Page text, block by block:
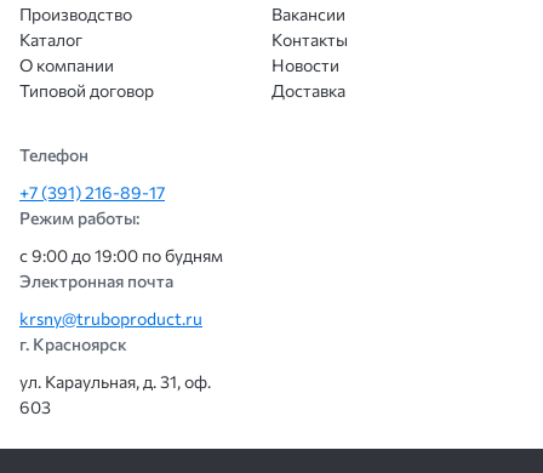
Производство
Каталог
О компании
Типовой договор
Вакансии
Контакты
Новости
Доставка
Телефон
+7 (391) 216-89-17
Режим работы:
с 9:00 до 19:00 по будням
Электронная почта
krsny@truboproduct.ru
г. Красноярск
ул. Караульная, д. 31, оф.
603